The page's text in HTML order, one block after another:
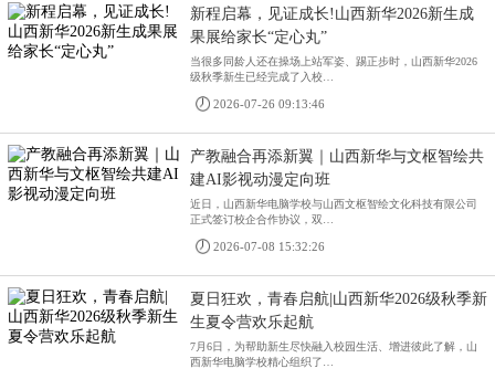
新程启幕，见证成长!山西新华2026新生成
果展给家长“定心丸”
当很多同龄人还在操场上站军姿、踢正步时，山西新华2026
级秋季新生已经完成了入校…
2026-07-26 09:13:46
产教融合再添新翼｜山西新华与文枢智绘共
建AI影视动漫定向班
近日，山西新华电脑学校与山西文枢智绘文化科技有限公司
正式签订校企合作协议，双…
2026-07-08 15:32:26
夏日狂欢，青春启航|山西新华2026级秋季新
生夏令营欢乐起航
7月6日，为帮助新生尽快融入校园生活、增进彼此了解，山
西新华电脑学校精心组织了…